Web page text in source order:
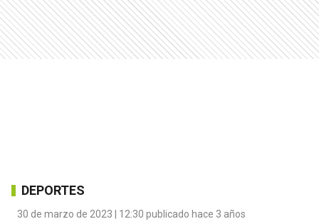
DEPORTES
30 de marzo de 2023 | 12:30 publicado hace 3 años